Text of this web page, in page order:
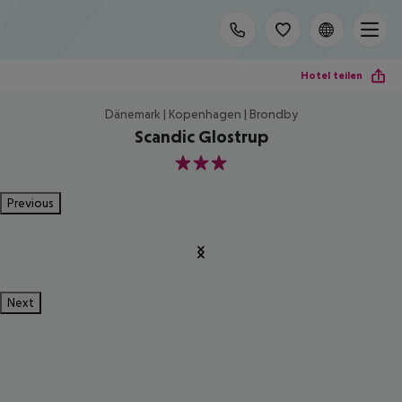
Hotel teilen
Dänemark | Kopenhagen | Brondby
Scandic Glostrup
3
Previous
Next